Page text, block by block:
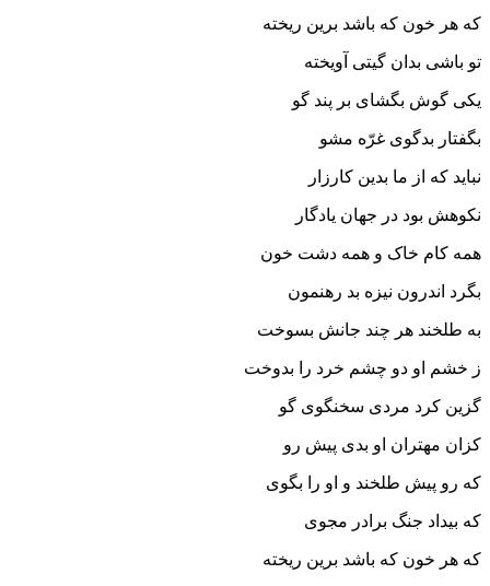
که هر خون که باشد برین ریخته
تو باشى بدان گیتى آویخته‏
یکى گوش بگشاى بر پند گو
بگفتار بدگوى غرّه مشو
نباید که از ما بدین کارزار
نکوهش بود در جهان یادگار
همه کام خاک و همه دشت خون
بگرد اندرون نیزه بد رهنمون‏
به طلخند هر چند جانش بسوخت
ز خشم او دو چشم خرد را بدوخت‏
گزین کرد مردى سخنگوى گو
کزان مهتران او بدى پیش رو
که رو پیش طلخند و او را بگوى
که بیداد جنگ برادر مجوى‏
که هر خون که باشد برین ریخته